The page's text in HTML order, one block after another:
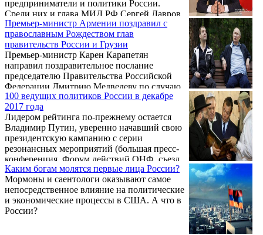
предприниматели и политики России.
Среди них и глава МИД РФ Сергей Лавров
и бизнесмен армянского происхождения
Сергей Галицкий.
Премьер-министр Армении поздравил с
православным Рождеством глав
правительств России и Грузии
Премьер-министр Карен Карапетян
направил поздравительное послание
председателю Правительства Российской
Федерации Дмитрию Медведеву по случаю
православного Рождества, сообщили
Новости Армении – NEWS.am в пресс-
службе кабинета министров.
100 ведущих политиков России в декабре
2017 года
Лидером рейтинга по-прежнему остается
Владимир Путин, уверенно начавший свою
президентскую кампанию с серии
резонансных мероприятий (большая пресс-
конференция, Форум действий ОНФ, съезд
«Единой России»).
Каким богам молятся первые лица России?
Мормоны и саентологи оказывают самое
непосредственное влияние на политические
и экономические процессы в США. А что в
России?